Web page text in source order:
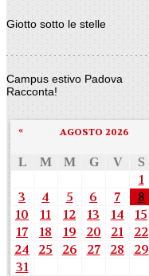
Giotto sotto le stelle
Campus estivo Padova
Racconta!
AGOSTO 2026
«
L M M G V S
1
3
4 5 6 7 8
10
11 12 13 14 15
17
18 19 20 21 22
24
25 26 27 28 29
31